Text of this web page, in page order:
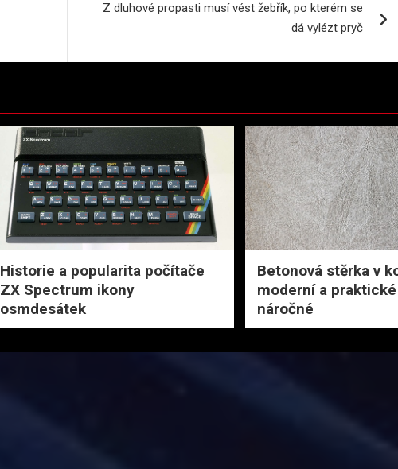
Z dluhové propasti musí vést žebřík, po kterém se
dá vylézt pryč
Historie a popularita počítače
ZX Spectrum ikony
osmdesátek
Betonová stěrka v
moderní a
náročné